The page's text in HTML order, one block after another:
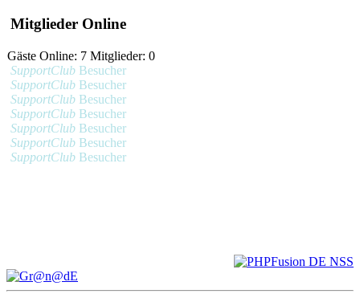
Mitglieder Online
Gäste Online: 7 Mitglieder: 0
SupportClub Besucher
SupportClub Besucher
SupportClub Besucher
SupportClub Besucher
SupportClub Besucher
SupportClub Besucher
SupportClub Besucher